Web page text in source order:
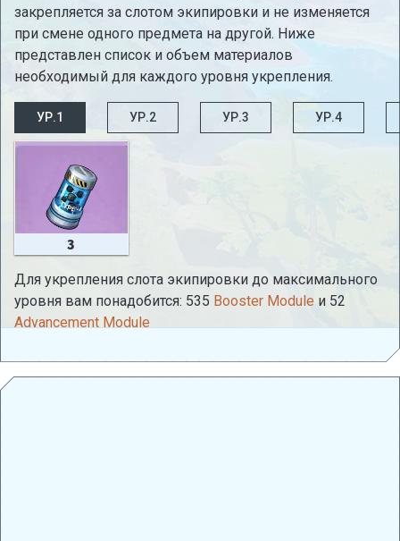
закрепляется за слотом экипировки и не изменяется
при смене одного предмета на другой. Ниже
представлен список и объем материалов
необходимый для каждого уровня укрепления.
УР.1 УР.2 УР.3 УР.4
3
Для укрепления слота экипировки до максимального
уровня вам понадобится: 535 Booster Module и 52
Advancement Module